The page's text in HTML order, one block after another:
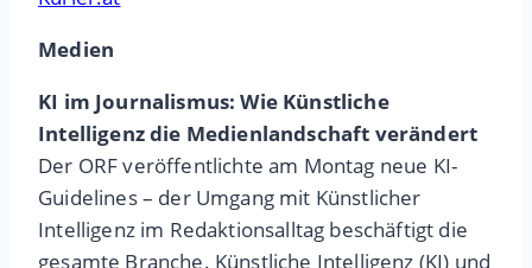
Medien
KI im Journalismus: Wie Künstliche
Intelligenz die Medienlandschaft verändert
Der ORF veröffentlichte am Montag neue KI-
Guidelines – der Umgang mit Künstlicher
Intelligenz im Redaktionsalltag beschäftigt die
gesamte Branche. Künstliche Intelligenz (KI) und